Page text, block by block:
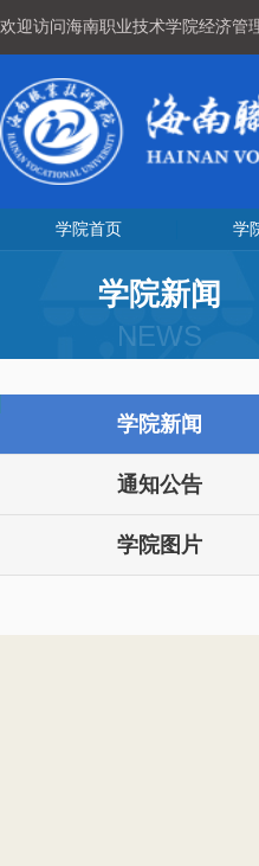
欢迎访问海南职业技术学院经济管
学院首页 学
学院新闻
NEWS
学院新闻
通知公告
学院图片